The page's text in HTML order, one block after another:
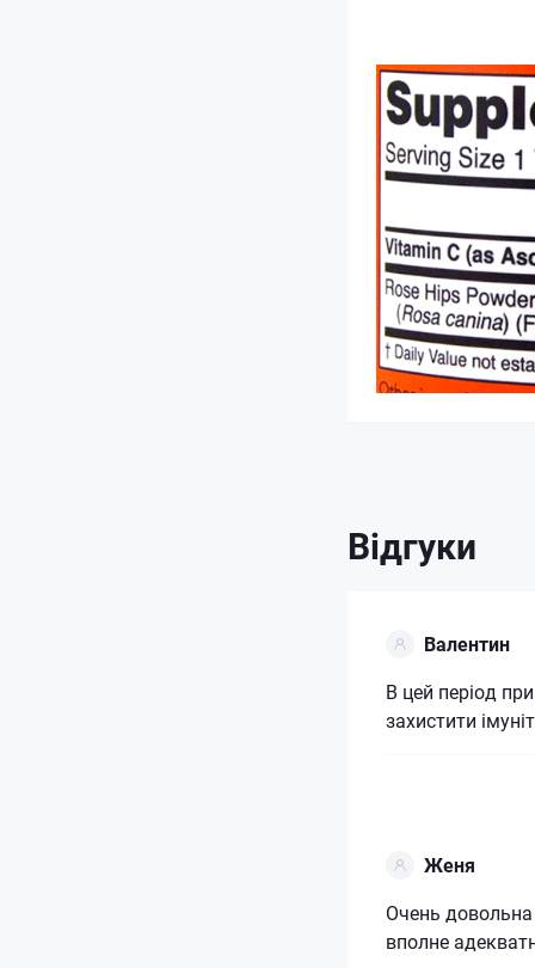
Відгуки
Валентин
В цей період
захистити
Женя
Очень
вполне